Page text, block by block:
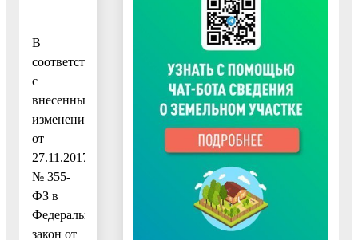
В
соответствии
с
внесенными
изменениями
от
27.11.2017
№ 355-
ФЗ в
Федеральный
закон от